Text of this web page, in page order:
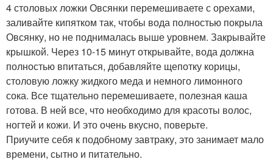
4 столовых ложки Овсянки перемешиваете с орехами,
заливайте кипятком так, чтобы вода полностью покрыла
Овсянку, но не поднималась выше уровнем. Закрывайте
крышкой. Через 10-15 минут открывайте, вода должна
полностью впитаться, добавляйте щепотку корицы,
столовую ложку жидкого меда и немного лимонного
сока. Все тщательно перемешиваете, полезная каша
готова. В ней все, что необходимо для красоты волос,
ногтей и кожи. И это очень вкусно, поверьте.
Приучите себя к подобному завтраку, это занимает мало
времени, сытно и питательно.